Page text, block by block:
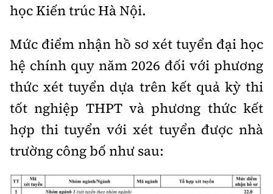
học Kiến trúc Hà Nội.
Mức điểm nhận hồ sơ xét tuyển đại học
hệ chính quy năm 2026 đối với phương
thức xét tuyển dựa trên kết quả kỳ thi
tốt nghiệp THPT và phương thức kết
hợp thi tuyển với xét tuyển được nhà
trường công bố như sau: